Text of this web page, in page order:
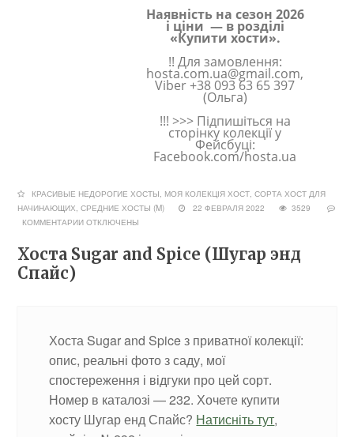
Наявність на сезон 2026
і ціни — в розділі
«Купити хости».
!! Для замовлення:
hosta.com.ua@gmail.com,
Viber +38 093 63 65 397
(Ольга)
!!! >>> Підпишіться на
сторінку колекції у
Фейсбуці:
Facebook.com/hosta.ua
КРАСИВЫЕ НЕДОРОГИЕ ХОСТЫ, МОЯ КОЛЕКЦІЯ ХОСТ,СОРТА ХОСТ ДЛЯ
НАЧИНАЮЩИХ,СРЕДНИЕ ХОСТЫ (M) 22 ФЕВРАЛЯ 2022
3529
КОММЕНТАРИИ ОТКЛЮЧЕНЫ
Хоста Sugar and Spice (Шугар энд
Спайс)
Хоста Sugar and Spice з приватної колекції:
опис, реальні фото з саду, мої
спостереження і відгуки про цей сорт.
Номер в каталозі — 232. Хочете купити
хосту Шугар енд Спайс? Натисніть тут,